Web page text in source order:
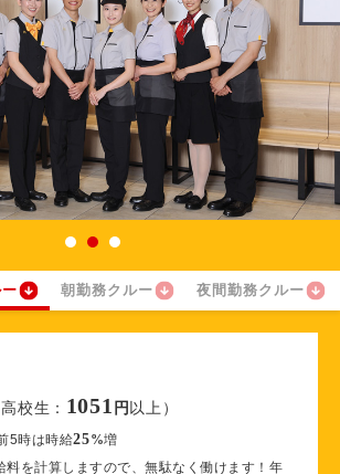
朝勤務クルー 夜間勤務クルー
校生： 1051 円 以上）
5時は時給25%増
料を計算しますので、無駄なく働けます！年